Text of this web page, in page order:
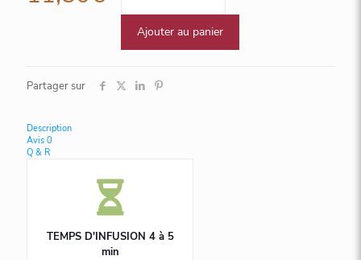
sachets
Ajouter au panier
Partager sur
Description
Avis 0
Q & R
TEMPS D'INFUSION 4 à 5
min